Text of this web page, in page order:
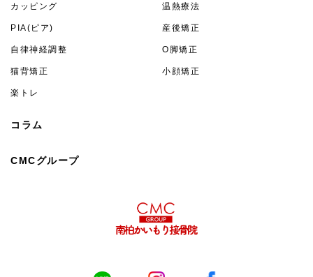
カッピング 温熱療法
PIA(ピア) 産後矯正
自律神経調整 O脚矯正
猫背矯正 小顔矯正
楽トレ
コラム
CMCグループ